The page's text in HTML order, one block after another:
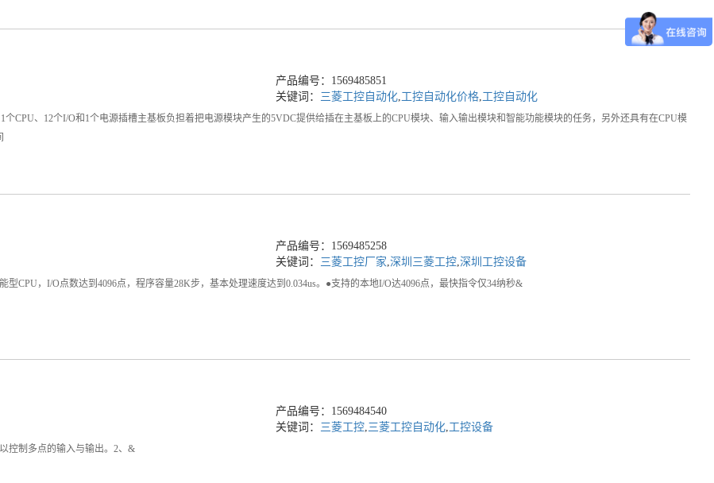
产品编号：1569485851
关键词： 三菱工控自动化 工控自动化价格 工控自动化
个CPU、12个I/O和1个电源插槽主基板负担着把电源模块产生的5VDC提供给插在主基板上的CPU模块、输入输出模块和智能功能模块的任务，另外还具有在CPU模
产品编号：1569485258
关键词： 三菱工控厂家 深圳三菱工控 深圳工控设备
型CPU，I/O点数达到4096点，程序容量28K步，基本处理速度达到0.034us。●支持的本地I/O达4096点，最快指令仅34纳秒&
产品编号：1569484540
关键词： 三菱工控 三菱工控自动化 工控设备
控制多点的输入与输出。2、&